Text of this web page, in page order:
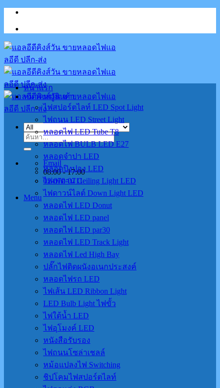
Skip
content
ค้นหา:
Email
08:00 - 17:00
02-070-0711
Menu
หน้าแรก
หมวดหมู่สินค้า
ไฟสปอร์ตไลท์ LED Spot Light
ไฟถนน LED Street Light
หลอดไฟ LED Tube T8
หลอดไฟ BULB LED E27
หลอดจำปา LED
หลอดปิงปอง LED
ไฟเพดาน Ceiling Light LED
ไฟดาวน์ไลต์ Down Light LED
หลอดไฟ LED Donut
หลอดไฟ LED panel
หลอดไฟ LED par30
หลอดไฟ LED Track Light
หลอดไฟ Led High Bay
ปลั๊กไฟติดผนังอเนกประสงค์
หลอดไฟรถ LED
ไฟเส้น LED Ribbon Light
LED Bulb Light ไฟขั้ว
ไฟใต้น้ำ LED
ไฟอุโมงค์ LED
หนังสือรับรอง
ไฟถนนโซล่าเชลล์
หม้อแปลงไฟ Switching
ชิปโคมไฟสปอร์ตไลท์